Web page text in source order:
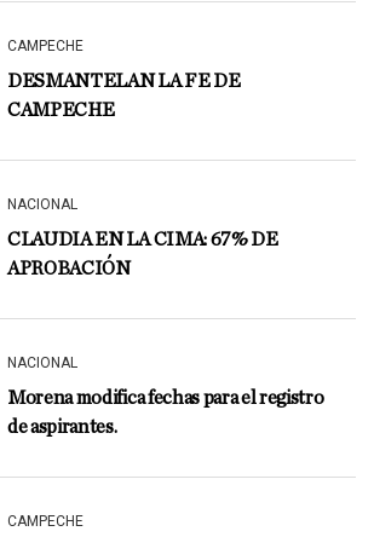
CAMPECHE
DESMANTELAN LA FE DE
CAMPECHE
NACIONAL
CLAUDIA EN LA CIMA: 67% DE
APROBACIÓN
NACIONAL
Morena modifica fechas para el registro
de aspirantes.
CAMPECHE